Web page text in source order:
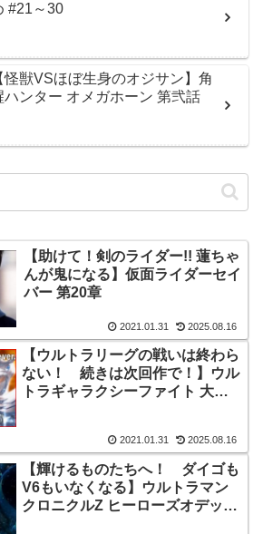
#21～30
怪獣VSほぼ生身のオジサン】角
ハンター オメガホーン 第弐話
【助けて！剣のライダー!! 蓮ちゃ
んが鬼になる】仮面ライダーセイ
バー 第20章
2021.01.31 2025.08.16
【ウルトラリーグの戦いは終わら
ない！ 続きは次回作で！】ウル
トラギャラクシーファイト 大い
2021.01.31 2025.08.16
【輝けるものたちへ！ ダイゴも
V6もいなくなる】ウルトラマン
クロニクルZ ヒーローズオデッセ